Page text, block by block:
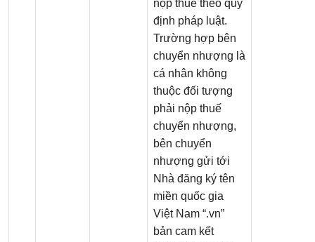
nộp thuế theo quy
định pháp luật.
Trường hợp bên
chuyển nhượng là
cá nhân không
thuộc đối tượng
phải nộp thuế
chuyển nhượng,
bên chuyển
nhượng gửi tới
Nhà đăng ký tên
miền quốc gia
Việt Nam “.vn”
bản cam kết